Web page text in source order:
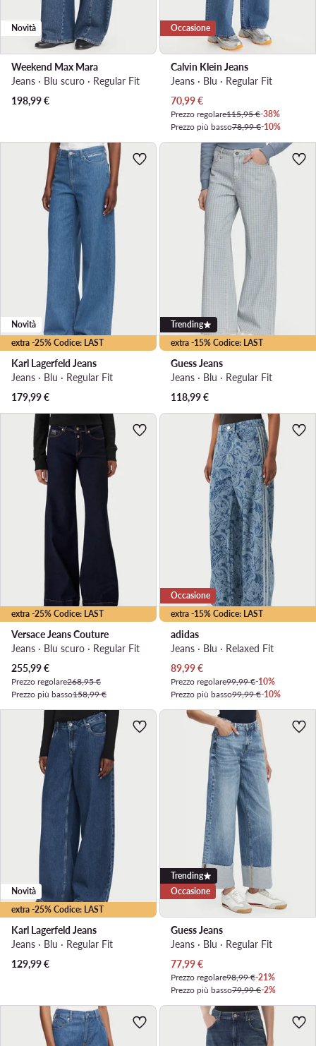
Novità
Weekend Max Mara
Jeans · Blu scuro · Regular Fit
198,99€
Occasione
Calvin Klein Jeans
Jeans · Blu · Regular Fit
Prezzo attuale
70,99€
Prezzo regolare115,95 €-38%
Prezzo più basso78,99 €-10%
extra -25% Codice: LAST
Novità
Karl Lagerfeld Jeans
Jeans · Blu · Regular Fit
179,99€
extra -15% Codice: LAST
Trending
Guess Jeans
Jeans · Blu · Regular Fit
118,99€
extra -25% Codice: LAST
Versace Jeans Couture
Jeans · Blu scuro · Regular Fit
Prezzo attuale
255,99€
Prezzo regolare268,95 €
Prezzo più basso158,99 €
extra -15% Codice: LAST
Occasione
adidas
Jeans · Blu · Relaxed Fit
Prezzo attuale
89,99€
Prezzo regolare99,99 €-10%
Prezzo più basso99,99 €-10%
extra -25% Codice: LAST
Novità
Karl Lagerfeld Jeans
Jeans · Blu · Regular Fit
129,99€
Trending
Occasione
Guess Jeans
Jeans · Blu · Regular Fit
Prezzo attuale
77,99€
Prezzo regolare98,99 €-21%
Prezzo più basso79,99 €-2%